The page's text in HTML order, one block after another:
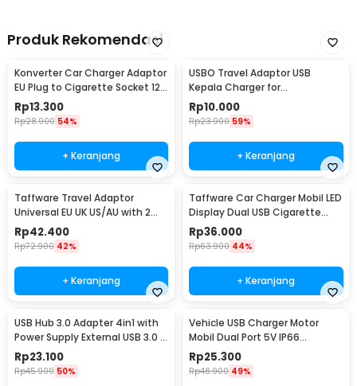
Produk Rekomendasi
Konverter Car Charger Adaptor
EU Plug to Cigarette Socket 12V
500mA - KYA109
Rp13.300
Rp28.900 54%
+ Keranjang
USBO Travel Adaptor USB
Kepala Charger for
Smartphone 5V 2A - U90EWE
Rp10.000
Rp23.900 59%
+ Keranjang
Taffware Travel Adaptor
Universal EU UK US/AU with 2
Port USB A 2.1A - JY-148
Rp42.400
Rp72.900 42%
+ Keranjang
Taffware Car Charger Mobil LED
Display Dual USB Cigarette
Plug 3.1A - EC2
Rp36.000
Rp63.900 44%
+ Keranjang
USB Hub 3.0 Adapter 4in1 with
Power Supply External USB 3.0 4
Port - UH-103U3
Rp23.100
Rp45.900 50%
Vehicle USB Charger Motor
Mobil Dual Port 5V IP66
Splashproof - 42557
Rp25.300
Rp48.900 49%